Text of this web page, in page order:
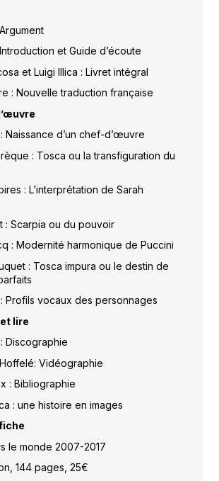
et Guide d’écoute
et Luigi Illica : Livret intégral
: Nouvelle traduction française
Naissance d’un chef-d’œuvre
: Tosca ou la transfiguration du
: L’interprétation de Sarah
: Scarpia ou du pouvoir
: Modernité harmonique de Puccini
: Tosca impura ou le destin de
Profils vocaux des personnages
lire
Discographie
Vidéographie
: Bibliographie
: une histoire en images
le monde 2007-2017
144 pages, 25€